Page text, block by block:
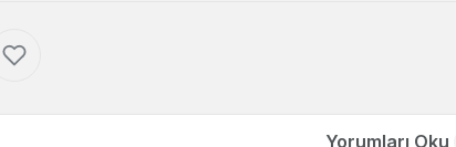
Yorumları Oku